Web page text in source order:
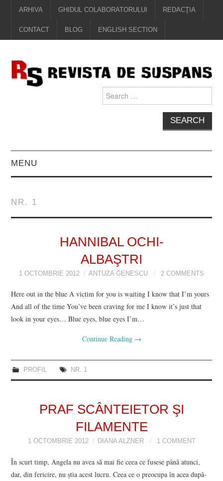
ARHIVA GHIDUL COLABORATORULUI REDACŢIA
CONTACT BLOG ENGLISH SECTION
for:
MENU
VIZIUNI ȘI SPECTRE
CONTRAPAGINI
CARTE & FILM
SUSPANS
NUMĂRUL 48 /
MARTIE 2018
APRILIE 2018
NR. 1
HANNIBAL OCHI-
ALBAŞTRI
1 OCTOMBRIE 2012 ANTUZA GENESCU 2 COMMENTS
Here out in the blue A victim for you is waiting I know that I’m yours
And all of the time You’ve been craving for me I know it’s just that
look in your eyes… Blue eyes, blue eyes I’m…
Continue Reading →
PROFIL NR. 1
PRAF SCÂNTEIETOR ŞI
FILAMENTE
1 OCTOMBRIE 2012 DIANA ALZNER 1 COMMENT
În scurt timp, Angela nu avea să mai fie ceea ce fusese până atunci,
dar, din fericire, nu ştia acest lucru. Ceea ce o preocupa în acea după-